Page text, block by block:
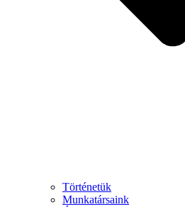
Történetük
Munkatársaink